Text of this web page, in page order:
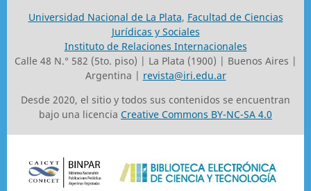
Universidad Nacional de La Plata, Facultad de Ciencias
Jurídicas y Sociales
Instituto de Relaciones Internacionales
Calle 48 N.° 582 (5to. piso) | La Plata (1900) | Buenos Aires |
Argentina | revista@iri.edu.ar
Desde 2020, el sitio y todos sus contenidos se encuentran
bajo una licencia Creative Commons BY-NC-SA 4.0